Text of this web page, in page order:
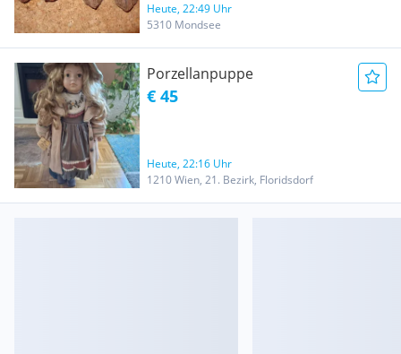
Heute, 22:49 Uhr
5310 Mondsee
Porzellanpuppe
€ 45
Heute, 22:16 Uhr
1210 Wien, 21. Bezirk, Floridsdorf